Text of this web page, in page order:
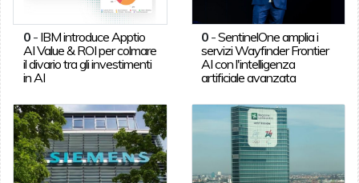
0- IBM introduce Apptio
AI Value & ROI per colmare
il divario tra gli investimenti
in AI
0 -SentinelOne amplia i
servizi Wayfinder Frontier
AI con l'intelligenza
artificiale avanzata